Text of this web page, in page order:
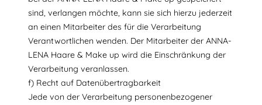
sind, verlangen möchte, kann sie sich hierzu jederzeit
an einen Mitarbeiter des für die Verarbeitung
Verantwortlichen wenden. Der Mitarbeiter der ANNA-
LENA Haare & Make up wird die Einschränkung der
Verarbeitung veranlassen.
f) Recht auf Datenübertragbarkeit
Jede von der Verarbeitung personenbezogener